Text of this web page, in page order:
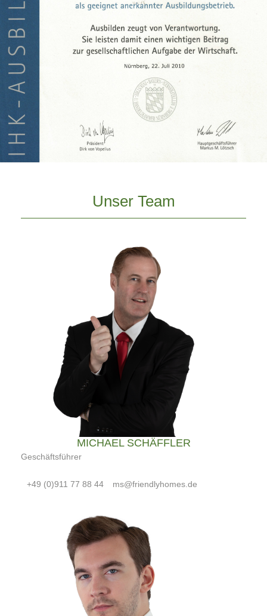
Unser Team
MICHAEL SCHÄFFLER
Geschäftsführer
+49 (0)911 77 88 44 ms@friendlyhomes.de